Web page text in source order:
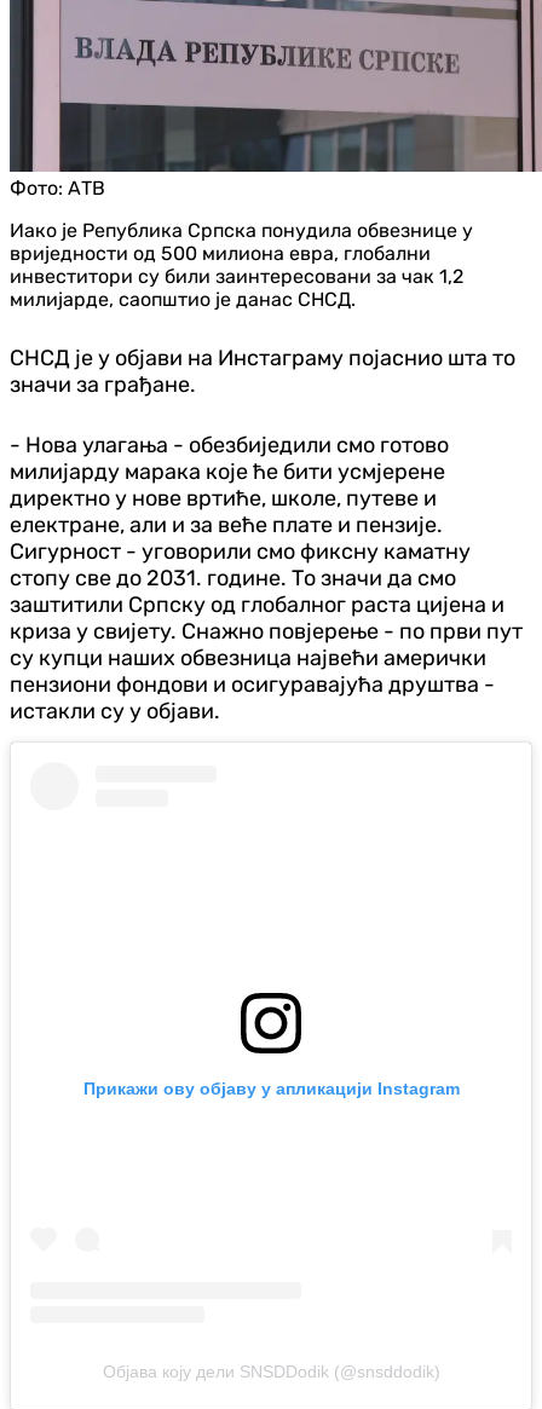
Фото: АТВ
Иако је Република Српска понудила обвезнице у
вриједности од 500 милиона евра, глобални
инвеститори су били заинтересовани за чак 1,2
милијарде, саопштио је данас СНСД.
СНСД је у објави на Инстаграму појаснио шта то
значи за грађане.
- Нова улагања - обезбиједили смо готово
милијарду марака које ће бити усмјерене
директно у нове вртиће, школе, путеве и
електране, али и за веће плате и пензије.
Сигурност - уговорили смо фиксну каматну
стопу све до 2031. године. То значи да смо
заштитили Српску од глобалног раста цијена и
криза у свијету. Снажно повјерење - по први пут
су купци наших обвезница највећи амерички
пензиони фондови и осигуравајућа друштва -
истакли су у објави.
Прикажи ову објаву у апликацији Instagram
Објава коју дели SNSDDodik (@snsddodik)